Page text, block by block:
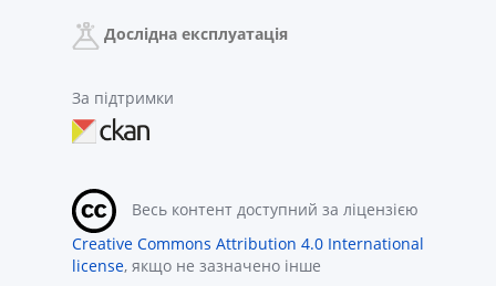
Дослідна експлуатація
За підтримки
Весь контент доступний за ліцензією
Creative Commons Attribution 4.0 International
license, якщо не зазначено інше